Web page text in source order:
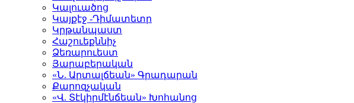
Կալուածոց
Կայքէջ -Դիմատետր
Կրթանպաստ
Հաշուեքննիչ
Ձեռարուեստ
Յարաբերական
«Ն. Արտալճեան» Գրադարան
Քարոզչական
«Վ. Տէկիրմէնճեան» Խոհանոց